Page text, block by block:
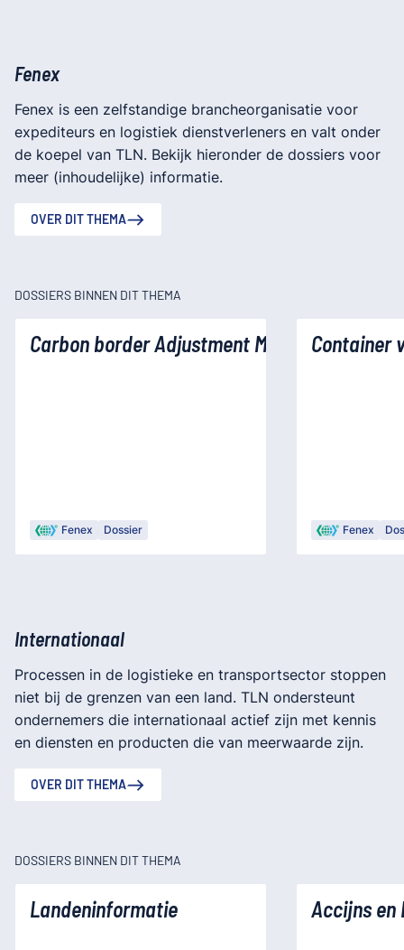
Fenex
Fenex is een zelfstandige brancheorganisatie voor
expediteurs en logistiek dienstverleners en valt onder
de koepel van TLN. Bekijk hieronder de dossiers voor
meer (inhoudelijke) informatie.
OVER DIT THEMA
DOSSIERS BINNEN DIT THEMA
Carbon border Adjustment Mechanism
Fenex Dossier
Container
Fenex
Internationaal
Processen in de logistieke en transportsector stoppen
niet bij de grenzen van een land. TLN ondersteunt
ondernemers die internationaal actief zijn met kennis
en diensten en producten die van meerwaarde zijn.
OVER DIT THEMA
DOSSIERS BINNEN DIT THEMA
Landeninformatie Accijns en